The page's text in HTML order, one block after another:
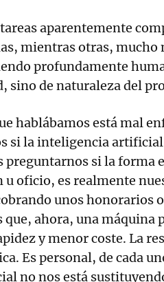
aparentemente
mientras otras, mucho
profundamente
sino de naturaleza del
hablábamos está mal
si la inteligencia
si la forma
oficio, es realmente
unos honorarios
ahora, una máquina
y menor coste. La
Es personal, de cada
no nos está